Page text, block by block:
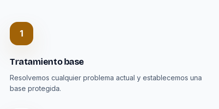
1
Tratamiento base
Resolvemos cualquier problema actual y establecemos una
base protegida.